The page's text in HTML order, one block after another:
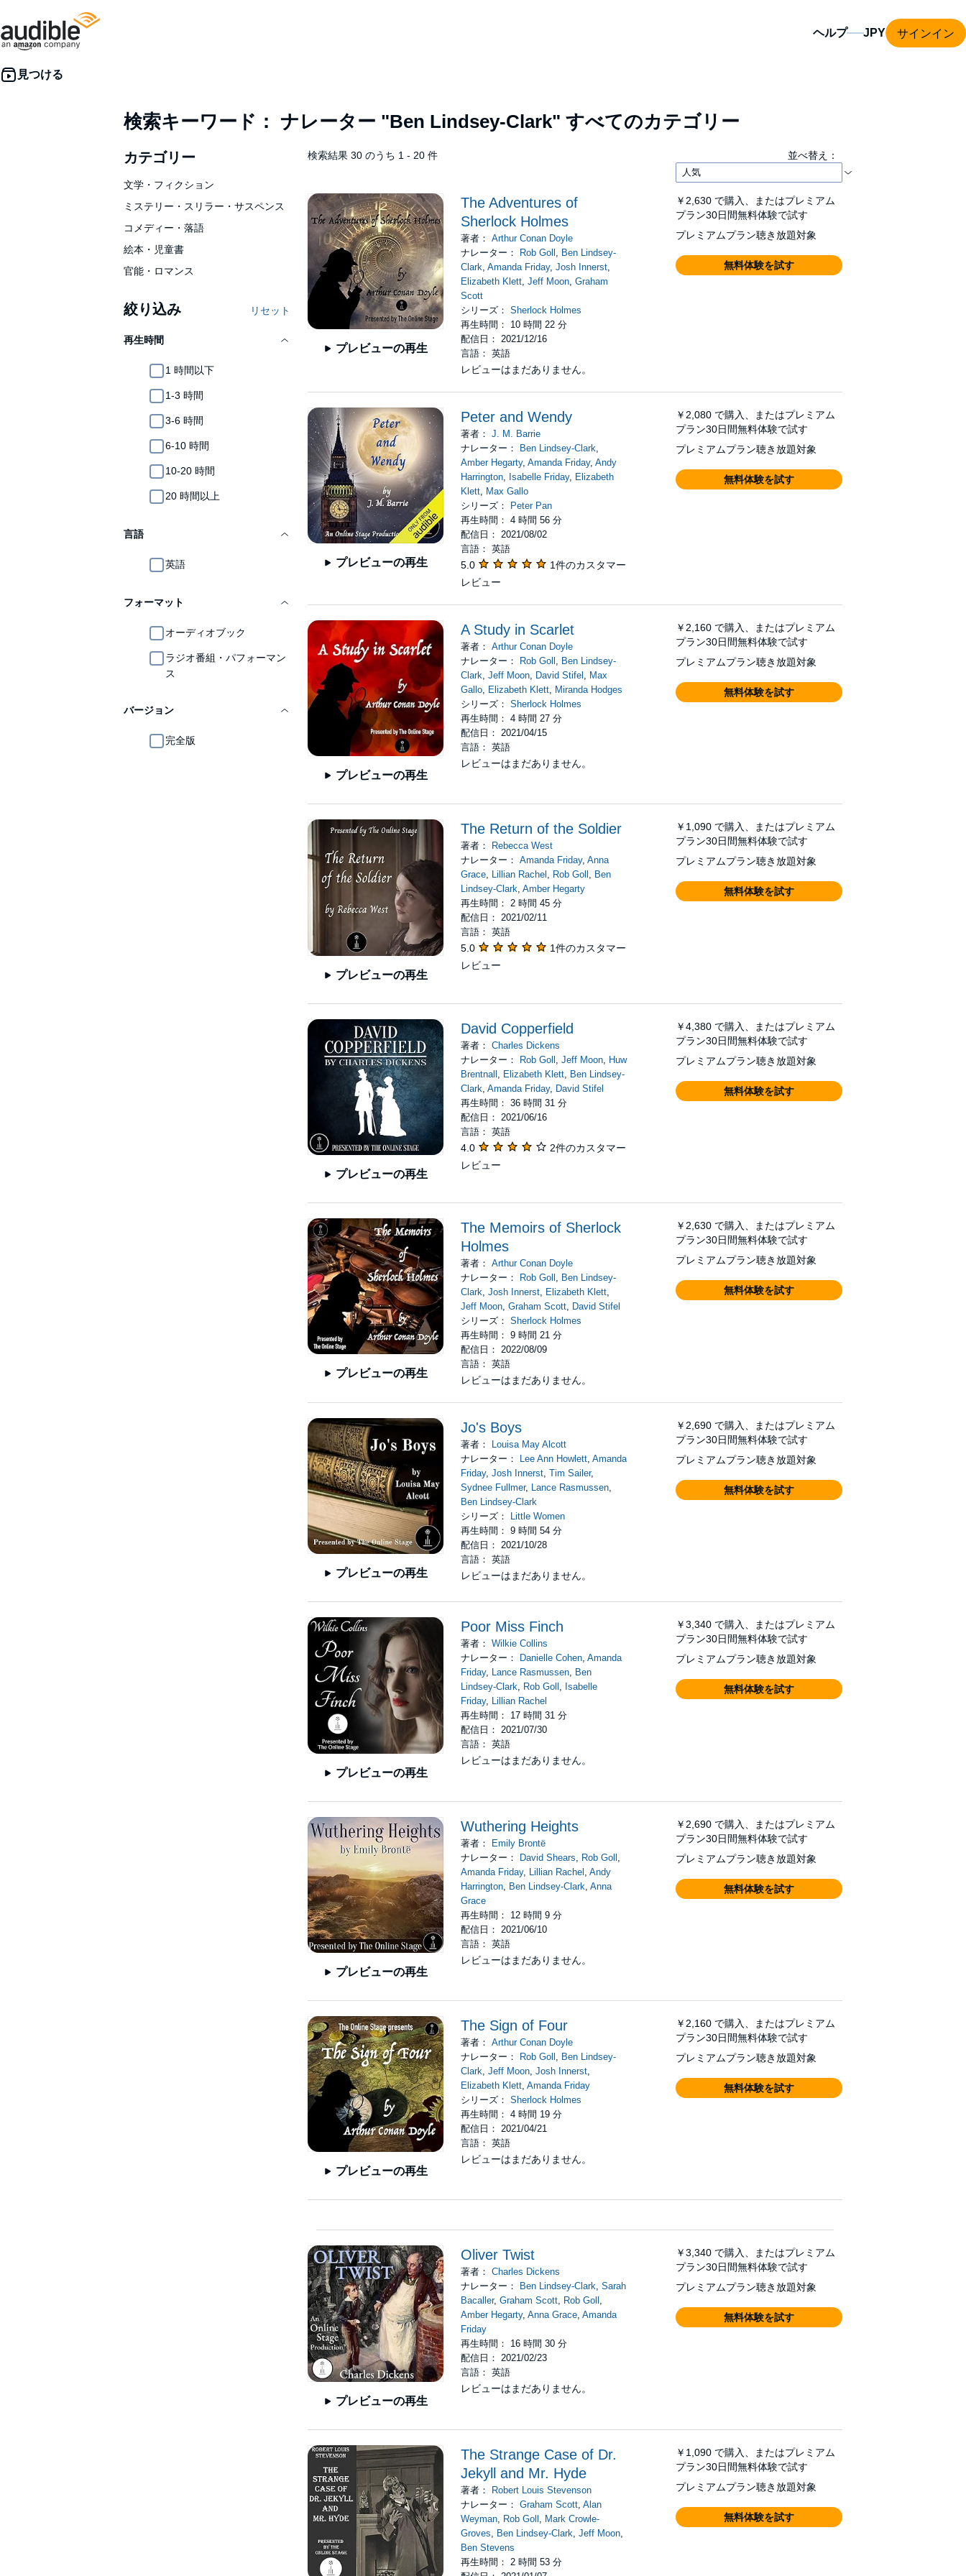
ヘルプ サインイン
検索キーワード： ナレーター "Ben Lindsey-Clark" すべてのカテゴリー
カテゴリー
文学・フィクション
ミステリー・スリラー・サスペンス
コメディー・落語
絵本・児童書
官能・ロマンス
絞り込み リセット
再生時間
1 時間以下
1-3 時間
3-6 時間
6-10 時間
10-20 時間
20 時間以上
言語
英語
フォーマット
オーディオブック
ラジオ番組・パフォーマン
ス
バージョン
完全版
検索結果 30 のうち 1 - 20 件 並べ替え：
プレビューの再生
The Adventures of
Sherlock Holmes
著者：Arthur Conan Doyle
ナレーター：
Rob Goll , Ben Lindsey-
Clark,Amanda Friday,Josh Innerst,
Elizabeth Klett,Jeff Moon,Graham
Scott
シリーズ：Sherlock Holmes
再生時間： 10 時間 22 分
配信日： 2021/12/16
言語： 英語
レビューはまだありません。
￥2,630 で購入、またはプレミアム
プラン30日間無料体験で試す
プレミアムプラン聴き放題対象
無料体験を試す
プレビューの再生
Peter and Wendy
著者：J. M. Barrie
ナレーター：
Ben Lindsey-Clark,
Amber Hegarty,Amanda Friday,Andy
Harrington, Isabelle Friday, Elizabeth
Klett, Max Gallo
シリーズ：
Peter Pan
再生時間： 4 時間 56 分
配信日： 2021/08/02
言語： 英語
5.0
1件のカスタマー
レビュー
￥2,080 で購入、またはプレミアム
プラン30日間無料体験で試す
プレミアムプラン聴き放題対象
無料体験を試す
プレビューの再生
A Study in Scarlet
著者：Arthur Conan Doyle
ナレーター：
Rob Goll , Ben Lindsey-
Clark,Jeff Moon, David Stifel , Max
Gallo, Elizabeth Klett, Miranda Hodges
シリーズ：Sherlock Holmes
再生時間： 4 時間 27 分
配信日： 2021/04/15
言語： 英語
レビューはまだありません。
￥2,160 で購入、またはプレミアム
プラン30日間無料体験で試す
プレミアムプラン聴き放題対象
無料体験を試す
プレビューの再生
The Return of the Soldier
著者：
Rebecca West
ナレーター：Amanda Friday,Anna
Grace, Lillian Rachel , Rob Goll , Ben
Lindsey-Clark,Amber Hegarty
再生時間： 2 時間 45 分
配信日： 2021/02/11
言語： 英語
5.0
1件のカスタマー
レビュー
￥1,090 で購入、またはプレミアム
プラン30日間無料体験で試す
プレミアムプラン聴き放題対象
無料体験を試す
プレビューの再生
David Copperfield
著者：Charles Dickens
ナレーター： Rob Goll ,Jeff Moon Huw
Brentnall
Elizabeth Klett Ben Lindsey-
Clark ,Amanda Friday, David Stifel
再生時間： 36 時間 31 分
配信日： 2021/06/16
言語： 英語
4.0
2件のカスタマー
レビュー
￥4,380 で購入、またはプレミアム
プラン30日間無料体験で試す
プレミアムプラン聴き放題対象
無料体験を試す
プレビューの再生
The Memoirs of Sherlock
Holmes
著者：Arthur Conan Doyle
ナレーター：
Rob Goll
Ben Lindsey-
Clark ,Josh Innerst Elizabeth Klett
Jeff Moon ,Graham Scott
David Stifel
シリーズ：Sherlock Holmes
再生時間： 9 時間 21 分
配信日： 2022/08/09
言語： 英語
レビューはまだありません。
￥2,630 で購入、またはプレミアム
プラン30日間無料体験で試す
プレミアムプラン聴き放題対象
無料体験を試す
プレビューの再生
Jo's Boys
著者：
Louisa May Alcott
ナレーター：
Lee Ann Howlett ,Amanda
Friday,Josh Innerst ,Tim Sailer,
Sydnee Fullmer, Lance Rasmussen
Ben Lindsey-Clark
シリーズ：
Little Women
再生時間： 9 時間 54 分
配信日： 2021/10/28
言語： 英語
レビューはまだありません。
￥2,690 で購入、またはプレミアム
プラン30日間無料体験で試す
プレミアムプラン聴き放題対象
無料体験を試す
プレビューの再生
Poor Miss Finch
著者：Wilkie Collins
ナレーター：
Danielle Cohen,Amanda
Friday, Lance Rasmussen, Ben
Lindsey-Clark, Rob Goll , Isabelle
Friday, Lillian Rachel
再生時間： 17 時間 31 分
配信日： 2021/07/30
言語： 英語
レビューはまだありません。
￥3,340 で購入、またはプレミアム
プラン30日間無料体験で試す
プレミアムプラン聴き放題対象
無料体験を試す
プレビューの再生
Wuthering Heights
著者： Emily Brontë
ナレーター： David Shears Rob Goll
Amanda Friday, Lillian Rachel ,Andy
Harrington Ben Lindsey-Clark ,Anna
Grace
再生時間： 12 時間 9 分
配信日： 2021/06/10
言語： 英語
レビューはまだありません。
￥2,690 で購入、またはプレミアム
プラン30日間無料体験で試す
プレミアムプラン聴き放題対象
無料体験を試す
プレビューの再生
The Sign of Four
著者：Arthur Conan Doyle
ナレーター：
Rob Goll
Ben Lindsey-
Clark ,Jeff Moon ,Josh Innerst
Elizabeth Klett ,Amanda Friday
シリーズ：Sherlock Holmes
再生時間： 4 時間 19 分
配信日： 2021/04/21
言語： 英語
レビューはまだありません。
￥2,160 で購入、またはプレミアム
プラン30日間無料体験で試す
プレミアムプラン聴き放題対象
無料体験を試す
プレビューの再生
Oliver Twist
著者：Charles Dickens
ナレーター：
Ben Lindsey-Clark,Sarah
Bacaller,Graham Scott, Rob Goll ,
Amber Hegarty,Anna Grace,Amanda
Friday
再生時間： 16 時間 30 分
配信日： 2021/02/23
言語： 英語
レビューはまだありません。
￥3,340 で購入、またはプレミアム
プラン30日間無料体験で試す
プレミアムプラン聴き放題対象
無料体験を試す
The Strange Case of Dr.
Jekyll and Mr. Hyde
著者： Robert Louis Stevenson
ナレーター：Graham Scott ,Alan
Weyman Rob Goll
Mark Crowle-
Groves
Ben Lindsey-Clark ,Jeff Moon
Ben Stevens
再生時間： 2 時間 53 分
￥1,090 で購入、またはプレミアム
プラン30日間無料体験で試す
プレミアムプラン聴き放題対象
無料体験を試す